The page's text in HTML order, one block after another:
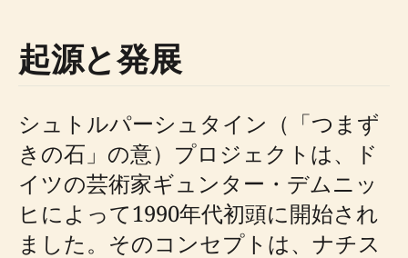
起源と発展
シュトルパーシュタイン（「つまず
きの石」の意）プロジェクトは、ド
イツの芸術家ギュンター・デムニッ
ヒによって1990年代初頭に開始され
ました。そのコンセプトは、ナチス